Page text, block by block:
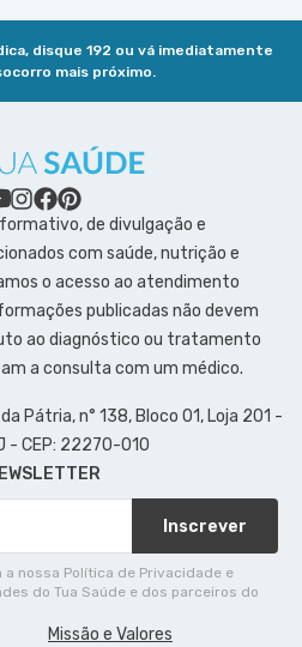
disque 192 ou vá imediatamente
mais próximo.
de divulgação e
com saúde, nutrição e
o acesso ao atendimento
publicadas não devem
ao diagnóstico ou tratamento
a consulta com um médico.
Pátria, n° 138, Bloco 01, Loja 201 -
- CEP: 22270-010
Inscrever
nossa Política de Privacidade e
do Tua Saúde e dos parceiros do
Missão e Valores